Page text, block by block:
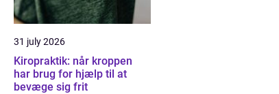
31 july 2026
Kiropraktik: når kroppen
har brug for hjælp til at
bevæge sig frit